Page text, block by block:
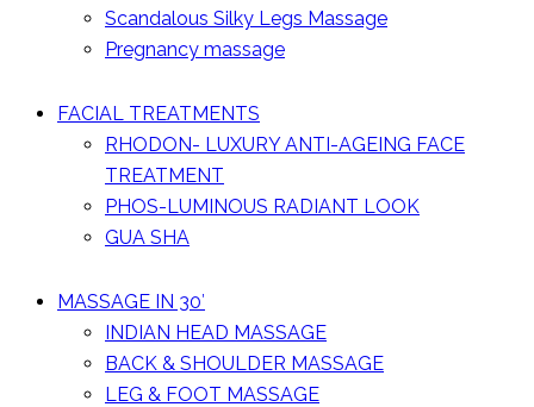
Scandalous Silky Legs Massage
Pregnancy massage
FACIAL TREATMENTS
RHODON- LUXURY ANTI-AGEING FACE
TREATMENT
PHOS-LUMINOUS RADIANT LOOK
GUA SHA
MASSAGE IN 30′
INDIAN HEAD MASSAGE
BACK & SHOULDER MASSAGE
LEG & FOOT MASSAGE